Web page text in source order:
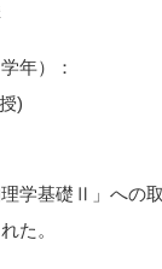
年）：
)
学基礎Ⅱ」への
た。